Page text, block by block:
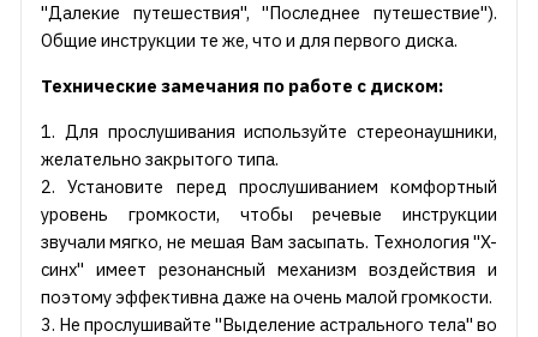
"Далекие путешествия", "Последнее путешествие").
Общие инструкции те же, что и для первого диска.
Технические замечания по работе с диском:
1. Для прослушивания используйте стереонаушники,
желательно закрытого типа.
2. Установите перед прослушиванием комфортный
уровень громкости, чтобы речевые инструкции
звучали мягко, не мешая Вам засыпать. Технология "X-
синх" имеет резонансный механизм воздействия и
поэтому эффективна даже на очень малой громкости.
3. Не прослушивайте "Выделение астрального тела" во